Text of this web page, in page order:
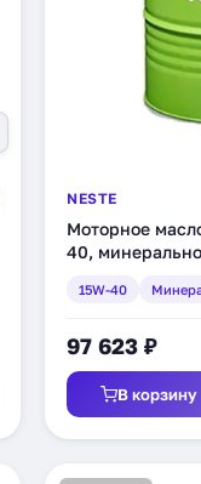
NESTE
Моторное
40,
15W-40
97 623 ₽
В корзину